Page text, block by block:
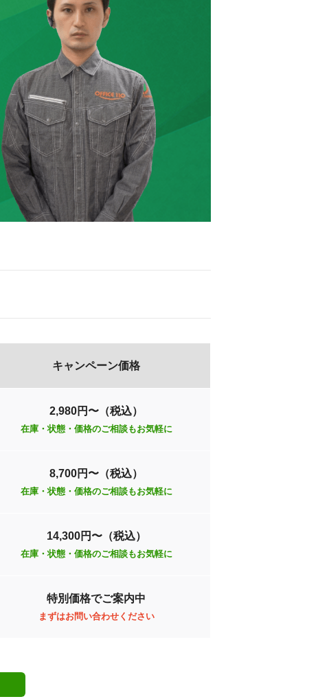
キャンペーン価格
2,980円〜（税込）
在庫・状態・価格のご相談もお気軽に
8,700円〜（税込）
在庫・状態・価格のご相談もお気軽に
14,300円〜（税込）
在庫・状態・価格のご相談もお気軽に
特別価格でご案内中
まずはお問い合わせください